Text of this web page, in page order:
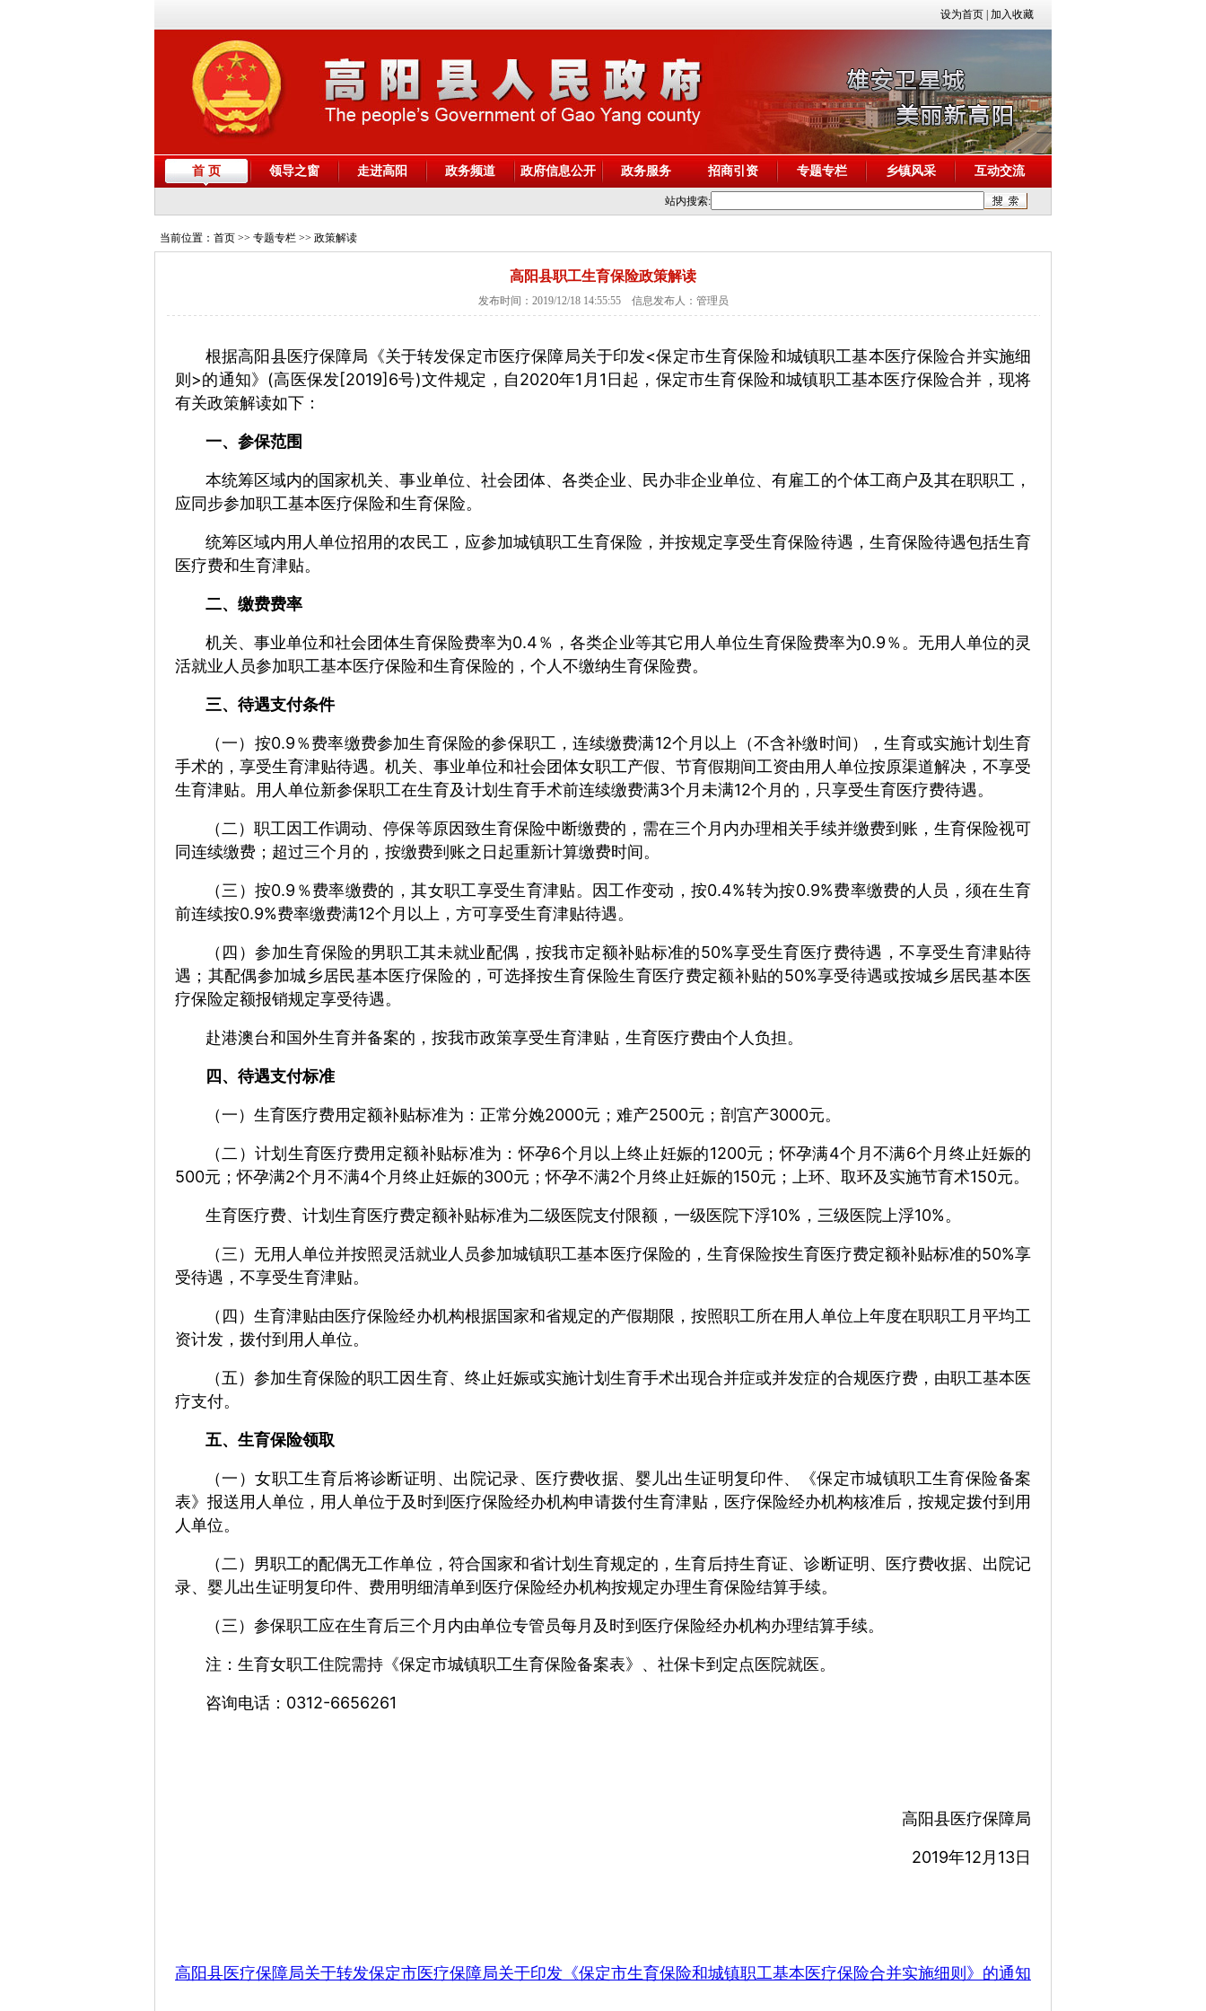
设为首页 加入收藏
首 页 领导之窗 走进高阳 政务频道 政府信息公开 政务服务 招商引资 专题专栏 乡镇风采 互动交流
站内搜索:
当前位置： 首页 >> 专题专栏 >> 政策解读
高阳县职工生育保险政策解读
发布时间：2019/12/18 14:55:55 信息发布人：管理员
根据高阳县医疗保障局《关于转发保定市医疗保障局关于印发<保定市生育保险和城镇职工基本医疗保险合并实施细
则>的通知》(高医保发[2019]6号)文件规定，自2020年1月1日起，保定市生育保险和城镇职工基本医疗保险合并，现将
有关政策解读如下：
一、参保范围
本统筹区域内的国家机关、事业单位、社会团体、各类企业、民办非企业单位、有雇工的个体工商户及其在职职工，
应同步参加职工基本医疗保险和生育保险。
统筹区域内用人单位招用的农民工，应参加城镇职工生育保险，并按规定享受生育保险待遇，生育保险待遇包括生育
医疗费和生育津贴。
二、缴费费率
机关、事业单位和社会团体生育保险费率为0.4％，各类企业等其它用人单位生育保险费率为0.9％。 无用人单位的灵
活就业人员参加职工基本医疗保险和生育保险的，个人不缴纳生育保险费。
三、待遇支付条件
（一）按0.9％费率缴费参加生育保险的参保职工，连续缴费满12个月以上（不含补缴时间），生育或实施计划生育
手术的，享受生育津贴待遇。 机关、事业单位和社会团体女职工产假、节育假期间工资由用人单位按原渠道解决，不享受
生育津贴。 用人单位新参保职工在生育及计划生育手术前连续缴费满3个月未满12个月的，只享受生育医疗费待遇。
（二）职工因工作调动、停保等原因致生育保险中断缴费的，需在三个月内办理相关手续并缴费到账，生育保险视可
同连续缴费； 超过三个月的，按缴费到账之日起重新计算缴费时间。
（三）按0.9％费率缴费的，其女职工享受生育津贴。
因工作变动，按0.4%转为按0.9%费率缴费的人员，须在生育
前连续按0.9%费率缴费满12个月以上，方可享受生育津贴待遇。
（四）参加生育保险的男职工其未就业配偶，按我市定额补贴标准的50%享受生育医疗费待遇，不享受生育津贴待
遇； 其配偶参加城乡居民基本医疗保险的，可选择按生育保险生育医疗费定额补贴的50%享受待遇或按城乡居民基本医
疗保险定额报销规定享受待遇。
赴港澳台和国外生育并备案的，按我市政策享受生育津贴，生育医疗费由个人负担。
四、待遇支付标准
（一）生育医疗费用定额补贴标准为： 正常分娩2000元； 难产2500元； 剖宫产3000元。
（二）计划生育医疗费用定额补贴标准为：怀孕6个月以上终止妊娠的1200元；怀孕满4个月不满6个月终止妊娠的
500元；怀孕满2个月不满4个月终止妊娠的300元；怀孕不满2个月终止妊娠的150元； 上环、取环及实施节育术150元。
生育医疗费、计划生育医疗费定额补贴标准为二级医院支付限额，一级医院下浮10%，三级医院上浮10%。
（三）无用人单位并按照灵活就业人员参加城镇职工基本医疗保险的，生育保险按生育医疗费定额补贴标准的50%享
受待遇，不享受生育津贴。
（四）生育津贴由医疗保险经办机构根据国家和省规定的产假期限，按照职工所在用人单位上年度在职职工月平均工
资计发，拨付到用人单位。
（五）参加生育保险的职工因生育、终止妊娠或实施计划生育手术出现合并症或并发症的合规医疗费，由职工基本医
疗支付。
五、生育保险领取
（一）女职工生育后将诊断证明、出院记录、医疗费收据、婴儿出生证明复印件、《保定市城镇职工生育保险备案
表》报送用人单位，用人单位于及时到医疗保险经办机构申请拨付生育津贴，医疗保险经办机构核准后，按规定拨付到用
人单位。
（二）男职工的配偶无工作单位，符合国家和省计划生育规定的，生育后持生育证、诊断证明、医疗费收据、出院记
录、婴儿出生证明复印件、费用明细清单到医疗保险经办机构按规定办理生育保险结算手续。
（三）参保职工应在生育后三个月内由单位专管员每月及时到医疗保险经办机构办理结算手续。
注： 生育女职工住院需持《保定市城镇职工生育保险备案表》、社保卡到定点医院就医。
咨询电话： 0312-6656261
高阳县医疗保障局
2019年12月13日
高阳县医疗保障局关于转发保定市医疗保障局关于印发《保定市生育保险和城镇职工基本医疗保险合并实施细则》的通知